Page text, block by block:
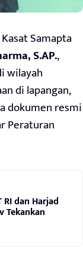
Samapta
S.AP.,
wilayah
di lapangan,
dokumen resmi
Peraturan
RI dan Harjad
Tekankan